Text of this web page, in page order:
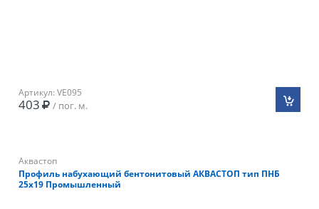
Артикул: VE095
403 / пог. м.
Аквастоп
Профиль набухающий бентонитовый АКВАСТОП тип ПНБ
25х19 Промышленный